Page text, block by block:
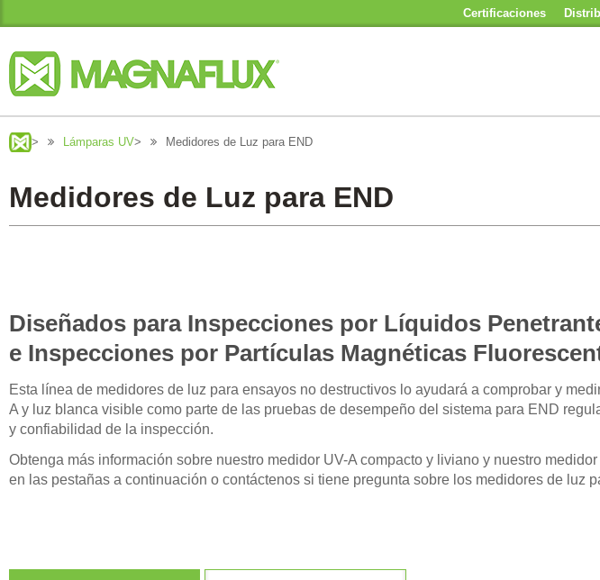
Certificaciones
> Lámparas UV> Medidores de Luz para END
Medidores de Luz para END
Diseñados para Inspecciones por Líquidos
e Inspecciones por Partículas Magnéticas
Esta línea de medidores de luz para ensayos no destructivos lo ayudará a comprobar y
A y luz blanca visible como parte de las pruebas de desempeño del sistema para END
y confiabilidad de la inspección.
Obtenga más información sobre nuestro medidor UV-A compacto y liviano y nuestro
en las pestañas a continuación o contáctenos si tiene pregunta sobre los medidores de luz